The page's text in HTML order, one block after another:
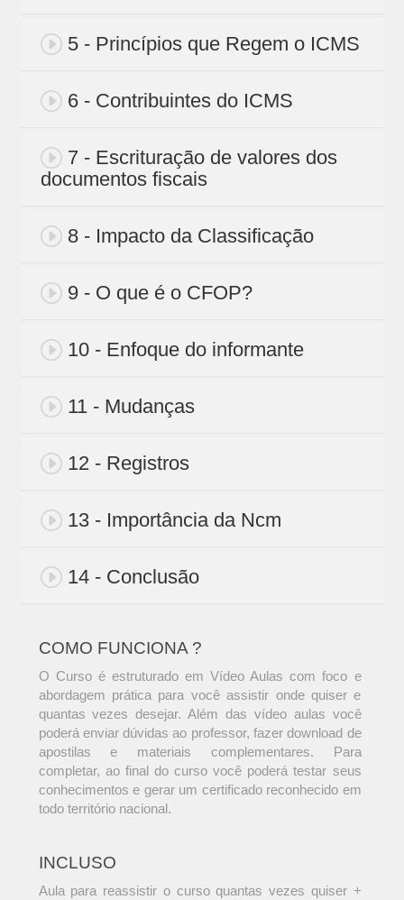
5 - Princípios que Regem o ICMS
6 - Contribuintes do ICMS
7 - Escrituração de valores dos
documentos fiscais
8 - Impacto da Classificação
9 - O que é o CFOP?
10 - Enfoque do informante
11 - Mudanças
12 - Registros
13 - Importância da Ncm
14 - Conclusão
COMO FUNCIONA ?
O Curso é estruturado em Vídeo Aulas com foco e
abordagem prática para você assistir onde quiser e
quantas vezes desejar. Além das vídeo aulas você
poderá enviar dúvidas ao professor, fazer download de
apostilas e materiais complementares. Para
completar, ao final do curso você poderá testar seus
conhecimentos e gerar um certificado reconhecido em
todo território nacional.
INCLUSO
Aula para reassistir o curso quantas vezes quiser +